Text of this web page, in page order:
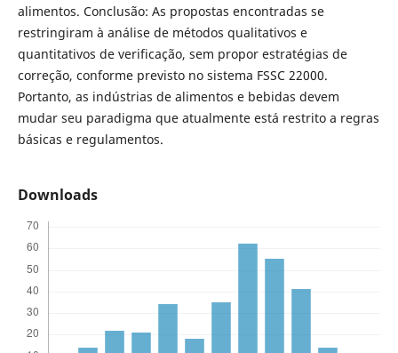
alimentos. Conclusão: As propostas encontradas se
restringiram à análise de métodos qualitativos e
quantitativos de verificação, sem propor estratégias de
correção, conforme previsto no sistema FSSC 22000.
Portanto, as indústrias de alimentos e bebidas devem
mudar seu paradigma que atualmente está restrito a regras
básicas e regulamentos.
Downloads